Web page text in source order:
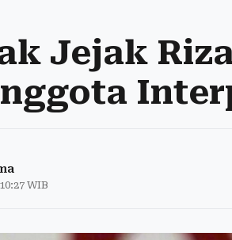
Jejak
WIB